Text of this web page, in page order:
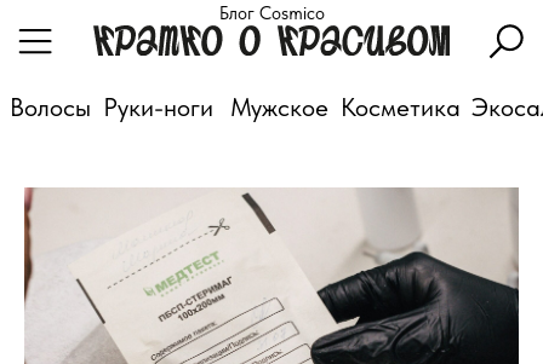
Блог Cosmico
Мужское
Руки-ноги
Волосы Косметика